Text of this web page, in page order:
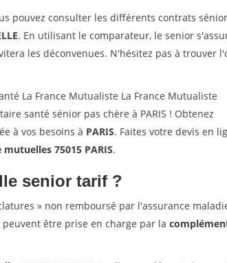
pouvez consulter les différents contrats sénior
. En utilisant le comparateur, le senior
les déconvenues. N'hésitez pas à trouver
La France Mutualiste La France Mutualiste
santé sénior pas chère à PARIS ! Obtenez
à vos besoins à PARIS. Faites votre devis en
75015 PARIS.
senior tarif ?
» non remboursé par l'assurance
être prise en charge par la